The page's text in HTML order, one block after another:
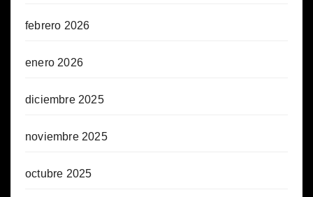
febrero 2026
enero 2026
diciembre 2025
noviembre 2025
octubre 2025